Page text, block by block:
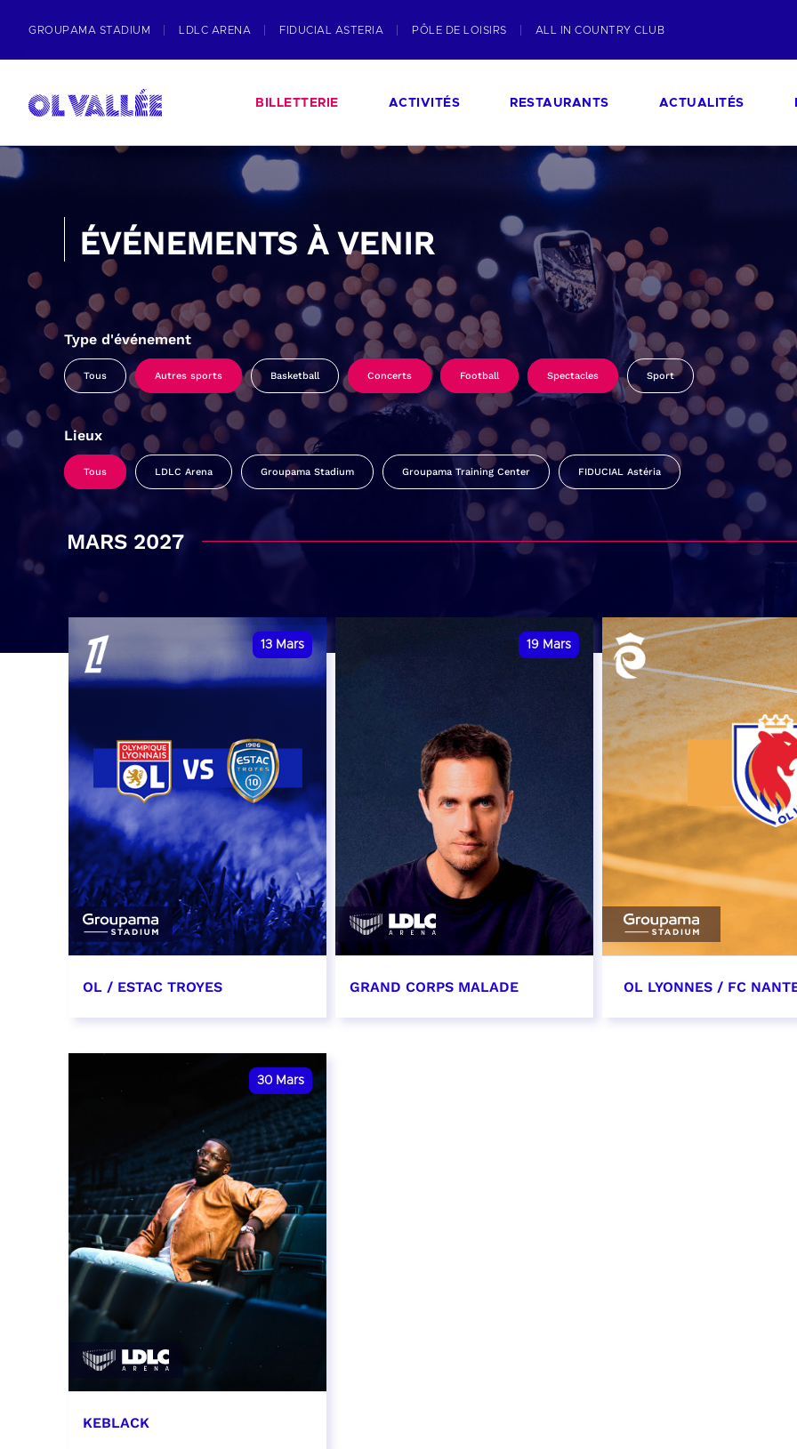
GROUPAMA STADIUM LDLC ARENA FIDUCIAL ASTERIA PÔLE DE LOISIRS ALL IN COUNTRY CLUB
BILLETTERIE ACTIVITÉS RESTAURANTS ACTUALITÉS
ÉVÉNEMENTS À VENIR
Type d'événement
Tous Autres sports Basketball Concerts Football Spectacles Sport
Lieux
Tous LDLC Arena Groupama Stadium Groupama Training Center FIDUCIAL Astéria
MARS 2027
13 Mars
OL / ESTAC TROYES
19 Mars
GRAND CORPS MALADE OL LYONNES / FC
30 Mars
KEBLACK